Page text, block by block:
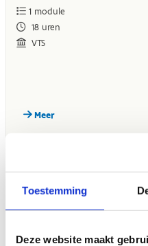
Toestemming
Deze website maakt